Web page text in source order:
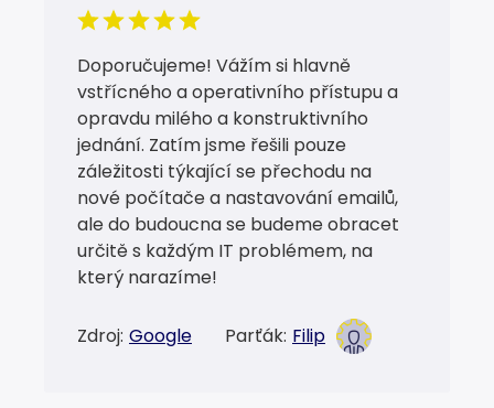
Doporučujeme! Vážím si hlavně
vstřícného a operativního přístupu a
opravdu milého a konstruktivního
jednání. Zatím jsme řešili pouze
záležitosti týkající se přechodu na
nové počítače a nastavování emailů,
ale do budoucna se budeme obracet
určitě s každým IT problémem, na
který narazíme!
Zdroj: Google Parťák: Filip